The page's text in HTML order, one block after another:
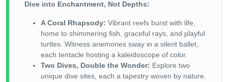
Dive into Enchantment, Not Depths:
A Coral Rhapsody: Vibrant reefs burst with life,
home to shimmering fish, graceful rays, and playful
turtles. Witness anemones sway in a silent ballet,
each tentacle hosting a kaleidoscope of color.
Two Dives, Double the Wonder: Explore two
unique dive sites, each a tapestry woven by nature.